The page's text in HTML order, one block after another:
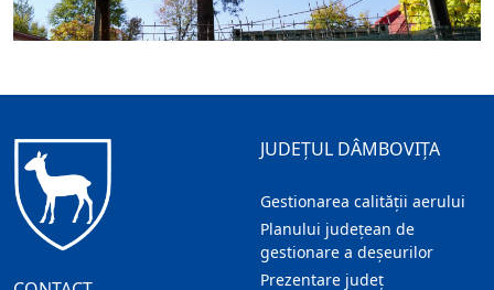
JUDEȚUL DÂMBOVIȚA
Gestionarea calității aerului
Planului județean de
gestionare a deșeurilor
Prezentare judeţ